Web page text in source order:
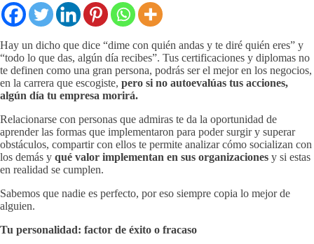
Hay un dicho que dice “dime con quién andas y te diré quién eres” y
“todo lo que das, algún día recibes”. Tus certificaciones y diplomas no
te definen como una gran persona, podrás ser el mejor en los negocios,
en la carrera que escogiste, pero si no autoevalúas tus acciones,
algún día tu empresa morirá.
Relacionarse con personas que admiras te da la oportunidad de
aprender las formas que implementaron para poder surgir y superar
obstáculos, compartir con ellos te permite analizar cómo socializan con
los demás y qué valor implementan en sus organizaciones y si estas
en realidad se cumplen.
Sabemos que nadie es perfecto, por eso siempre copia lo mejor de
alguien.
Tu personalidad: factor de éxito o fracaso